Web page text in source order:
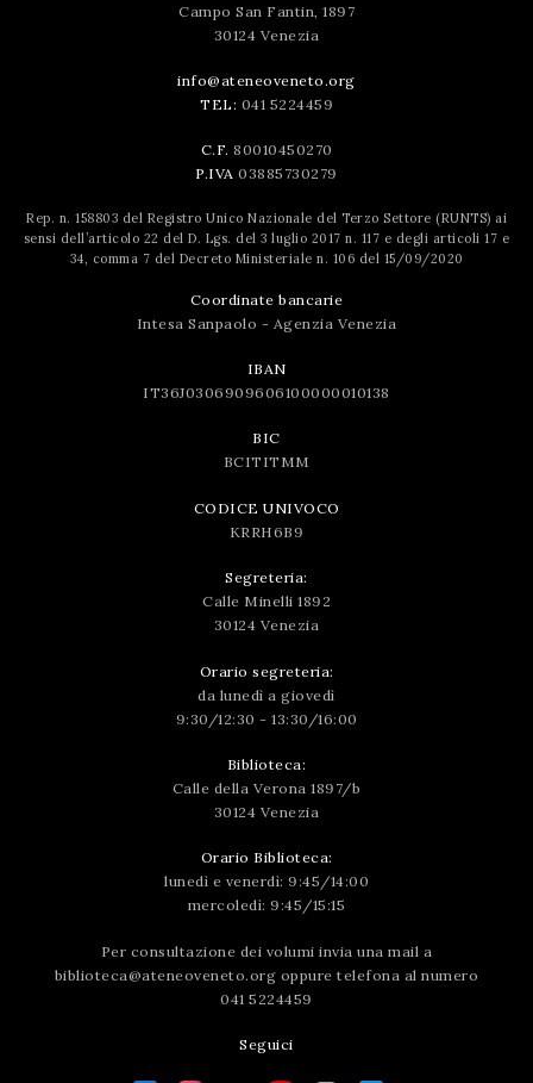
Campo San Fantin, 1897
30124 Venezia
info@ateneoveneto.org
TEL: 041 5224459
C.F. 80010450270
P.IVA 03885730279
Rep. n. 158803 del Registro Unico Nazionale del Terzo Settore (RUNTS) ai
sensi dell’articolo 22 del D. Lgs. del 3 luglio 2017 n. 117 e degli articoli 17 e
34, comma 7 del Decreto Ministeriale n. 106 del 15/09/2020
Coordinate bancarie
Intesa Sanpaolo - Agenzia Venezia
IBAN
IT36J0306909606100000010138
BIC
BCITITMM
CODICE UNIVOCO
KRRH6B9
Segreteria:
Calle Minelli 1892
30124 Venezia
Orario segreteria:
da lunedì a giovedì
9:30/12:30 - 13:30/16:00
Biblioteca:
Calle della Verona 1897/b
30124 Venezia
Orario Biblioteca:
lunedì e venerdì: 9:45/14:00
mercoledì: 9:45/15:15
Per consultazione dei volumi invia una mail a
biblioteca@ateneoveneto.org oppure telefona al numero
041 5224459
Seguici